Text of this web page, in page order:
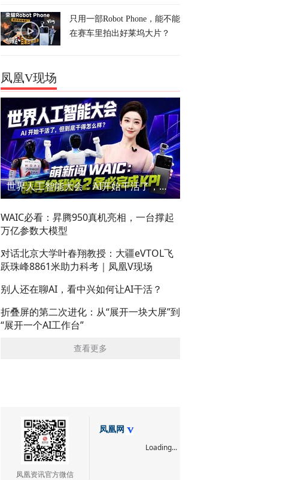
只用一部Robot Phone，能不能
在赛车里拍出好莱坞大片？
凤凰V现场
世界人工智能大会：AI开始干活了，但到底干的怎么样？萌新闯WAIC
WAIC必看：昇腾950真机亮相，一台撑起
万亿参数大模型
对话北京大学叶春翔教授：大疆eVTOL飞
跃珠峰8861米助力科考｜凤凰V现场
别人还在聊AI，看中兴如何让AI干活？
折叠屏的第二次进化：从“展开一块大屏”到
“展开一个AI工作台”
查看更多
凤凰资讯官方微信
凤凰网
Loading...